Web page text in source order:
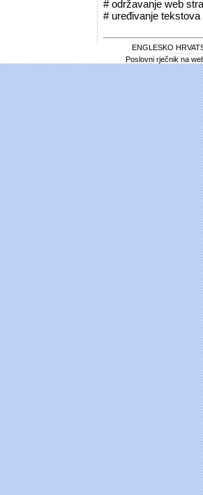
# održavanje web
# uređivanje
ENGLESKO
Poslovni rječnik na